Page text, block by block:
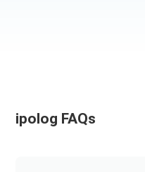
ipolog FAQs